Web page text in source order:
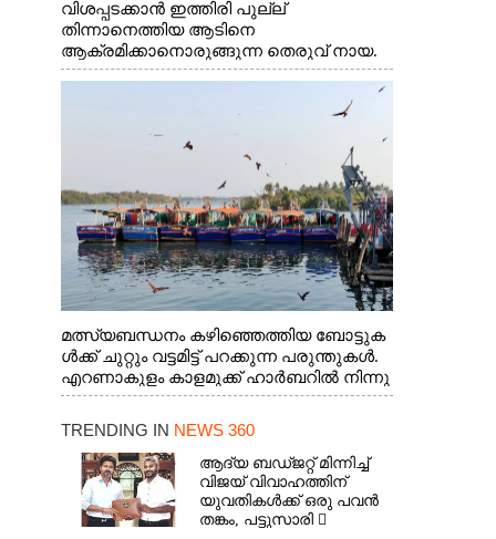
വിശപ്പടക്കാൻ ഇത്തിരി പുല്ല്
തിന്നാനെത്തിയ ആടിനെ
ആക്രമിക്കാനൊരുങ്ങുന്ന തെരുവ് നായ.
എറണാകുളം വാത്തുരുത്തിയിൽ നിന്നുള്ള
മത്സ്യബന്ധനം കഴിഞ്ഞെത്തിയ ബോട്ടുക
ൾക്ക് ചുറ്റും വട്ടമിട്ട് പറക്കുന്ന പരുന്തുകൾ.
എറണാകുളം കാളമുക്ക് ഹാർബറിൽ നിന്നു
ള്ള കാഴ്ച
TRENDING IN NEWS 360
ആദ്യ ബഡ്ജറ്റ് മിന്നിച്ച്
വിജയ് വിവാഹത്തിന്
യുവതികൾക്ക് ഒരു പവൻ
തങ്കം, പട്ടുസാരി 